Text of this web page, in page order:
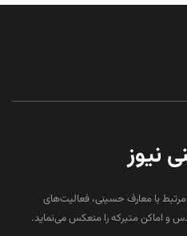
نیوز
مرتبط با معارف حسینی، فعالیت‌های
و اماکن متبرکه را منعکس می‌نماید.